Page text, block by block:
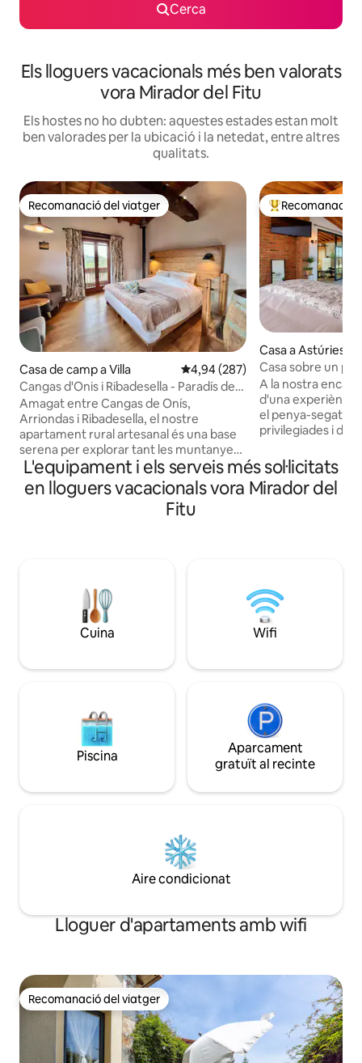
Cerca
Els lloguers vacacionals més ben valorats
vora Mirador del Fitu
Els hostes no ho dubten: aquestes estades estan molt
ben valorades per la ubicació i la netedat, entre altres
qualitats.
Recomanació del viatger
Recomanació del viatger
Casa de camp a Villa 4,94 de puntuació mitjana d'un
4,94 (287)
Cangas d'Onis i Ribadesella - Paradís de
muntanya
Amagat entre Cangas de Onís,
Arriondas i Ribadesella, el nostre
apartament rural artesanal és una base
serena per explorar tant les muntanyes
com el mar, ideal per als amants de la
natura, els aventurers i qualsevol
persona que vulgui desconnectar i
l'aire lliure: Baixa el riu Sella en caiac
Explora els Lagos de Covadonga i els
Picos de Europa Descobreix les boniques
platges d'Astúries
Principals
Recomanació
Casa a Astúries
Casa sobre un
A la nostra
d'una experiència
el penya-segat
privilegiades i
Principat
d'estar espaiosa i
equipada, dues
L'equipament i els serveis més sol·licitats
en lloguers vacacionals vora Mirador del
Fitu
Cuina Wifi
Piscina
Aparcament
gratuït al recinte
Aire condicionat
Lloguer d'apartaments amb wifi
Recomanació del viatger
Recomanació del viatger